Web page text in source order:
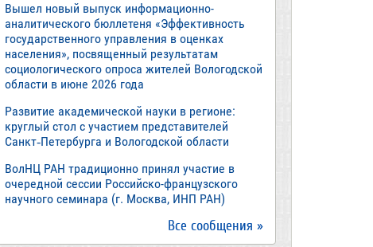
Вышел новый выпуск информационно-
аналитического бюллетеня «Эффективность
государственного управления в оценках
населения», посвященный результатам
социологического опроса жителей Вологодской
области в июне 2026 года
Развитие академической науки в регионе:
круглый стол с участием представителей
Санкт‑Петербурга и Вологодской области
ВолНЦ РАН традиционно принял участие в
очередной сессии Российско-французского
научного семинара (г. Москва, ИНП РАН)
Все сообщения »